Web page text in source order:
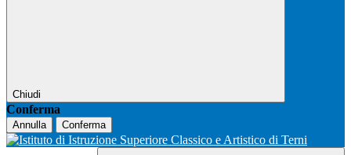
Chiudi
Conferma
Annulla Conferma